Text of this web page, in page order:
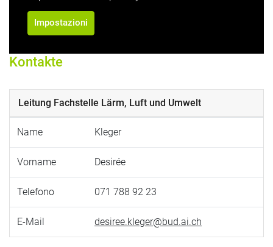
Impostazioni
Kontakte
Leitung Fachstelle Lärm, Luft und Umwelt
Name Kleger
Vorname Desirée
Telefono 071 788 92 23
E-Mail desiree.kleger@bud.ai.ch